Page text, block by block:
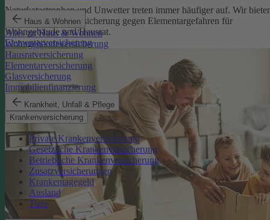
Haus & Wohnen
Alles zu Haus & Wohnen
Wohngebäudeversicherung
Hausratversicherung
Elementarversicherung
Glasversicherung
Immobilienfinanzierung
Krankheit, Unfall & Pflege
Krankenversicherung
Private Krankenversicherung
Gesetzliche Krankenversicherung
Betriebliche Krankenversicherung
Zusatzversicherungen
Krankentagegeld
Ausland
Tiere
Naturkatastrophen und Unwetter treten immer häufiger auf. Wir
eine zuverlässige Absicherung gegen Elementargefahren für
Wohngebäude und Hausrat.
Elementarversicherung